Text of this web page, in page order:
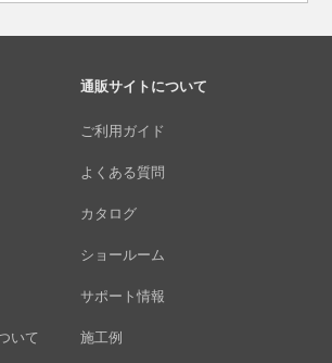
いて
通販サイトについて
ご利用ガイド
よくある質問
カタログ
ショールーム
サポート情報
施工例